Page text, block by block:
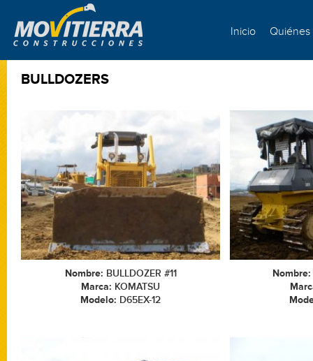
Inicio Quiénes
BULLDOZERS
Nombre: BULLDOZER #11
Marca: KOMATSU
Modelo: D65EX-12
Nombre: